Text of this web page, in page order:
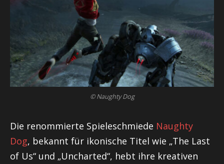
© Naughty Dog
Die renommierte Spieleschmiede Naughty
Dog, bekannt für ikonische Titel wie „The Last
of Us“ und „Uncharted“, hebt ihre kreativen